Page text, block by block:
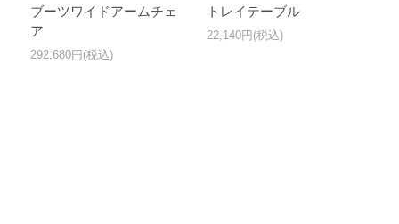
ブーツワイドアームチェ
ア
292,680円(税込)
トレイテーブル
22,140円(税込)